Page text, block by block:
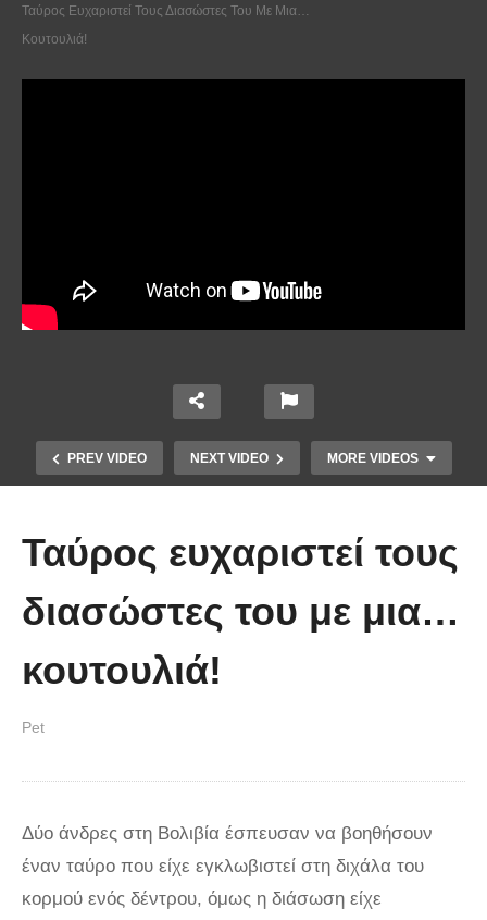
Ταύρος Ευχαριστεί Τους Διασώστες Του Με Μια…
Κουτουλιά!
PREV VIDEO NEXT VIDEO MORE VIDEOS
Ταύρος ευχαριστεί τους
διασώστες του με μια…
κουτουλιά!
Pet
Δύο άνδρες στη Βολιβία έσπευσαν να βοηθήσουν
έναν ταύρο που είχε εγκλωβιστεί στη διχάλα του
κορμού ενός δέντρου, όμως η διάσωση είχε